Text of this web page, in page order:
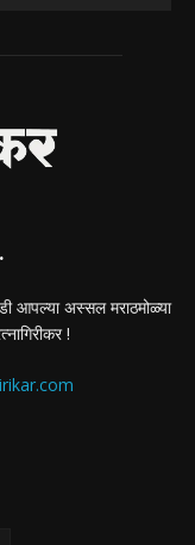
आपल्या अस्सल मराठमोळ्या
!